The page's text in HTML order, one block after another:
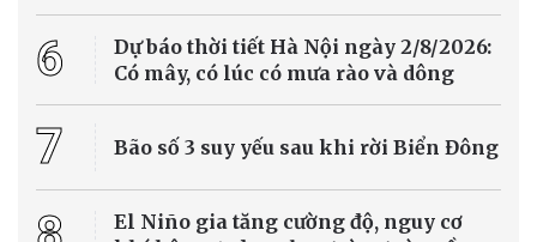
6
Dự báo thời tiết Hà Nội ngày 2/8/2026:
Có mây, có lúc có mưa rào và dông
7 Bão số 3 suy yếu sau khi rời Biển Đông
El Niño gia tăng cường độ, nguy cơ